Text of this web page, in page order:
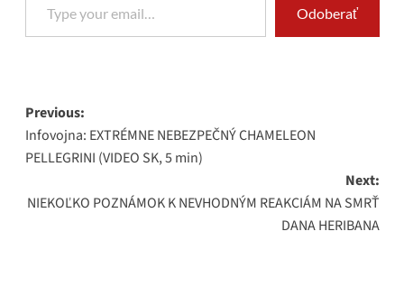
Odoberať
Post
navigation
Previous:
Infovojna: EXTRÉMNE NEBEZPEČNÝ CHAMELEON
PELLEGRINI (VIDEO SK, 5 min)
Next:
NIEKOĽKO POZNÁMOK K NEVHODNÝM REAKCIÁM NA SMRŤ
DANA HERIBANA